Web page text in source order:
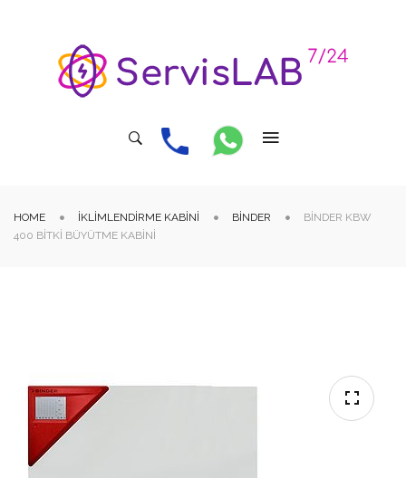
HOME İKLIMLENDIRME KABINI BINDER
BINDER KBW
400 BITKI BÜYÜTME KABINI